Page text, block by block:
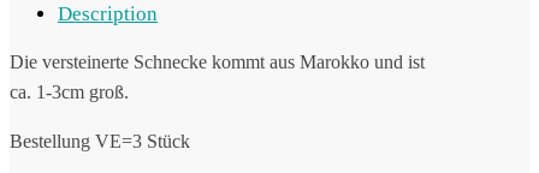
Description
Die versteinerte Schnecke kommt aus Marokko und ist
ca. 1-3cm groß.
Bestellung VE=3 Stück